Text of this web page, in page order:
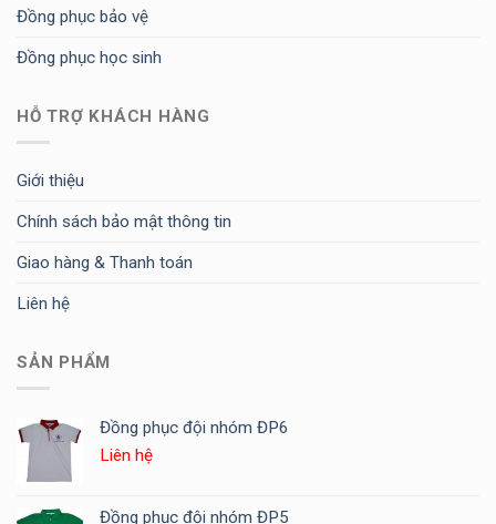
Đồng phục bảo vệ
Đồng phục học sinh
HỖ TRỢ KHÁCH HÀNG
Giới thiệu
Chính sách bảo mật thông tin
Giao hàng & Thanh toán
Liên hệ
SẢN PHẨM
Đồng phục đội nhóm ĐP6
Liên hệ
Đồng phục đội nhóm ĐP5